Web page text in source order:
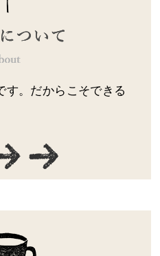
す。だからこそできる